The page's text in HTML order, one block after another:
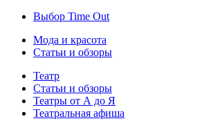
Выбор Time Out
Мода и красота
Статьи и обзоры
Театр
Статьи и обзоры
Театры от А до Я
Театральная афиша